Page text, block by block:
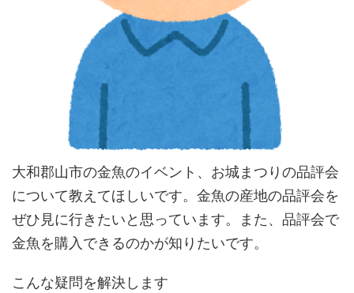
大和郡山市の金魚のイベント、お城まつりの品評会
について教えてほしいです。金魚の産地の品評会を
ぜひ見に行きたいと思っています。また、品評会で
金魚を購入できるのかが知りたいです。
こんな疑問を解決します